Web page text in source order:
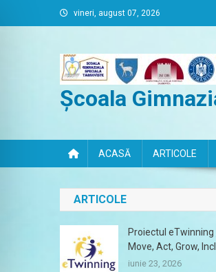
to
vineri, august 07, 2026
Școala
ACASĂ ARTICOLE
ARTICOLE
Proiectul eTwinning
Move, Act, Grow,
iunie 23, 2026